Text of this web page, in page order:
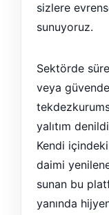
sizlere
sunuyoruz.
Sektörde
veya
yalıtım
Kendi
daimi
sunan bu
yanında